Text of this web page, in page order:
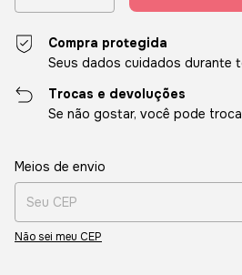
Compra protegida
Seus dados cuidados durante
Trocas e devoluções
Se não gostar, você pode
Entregas para o CEP:
Meios de envio
Não sei meu CEP